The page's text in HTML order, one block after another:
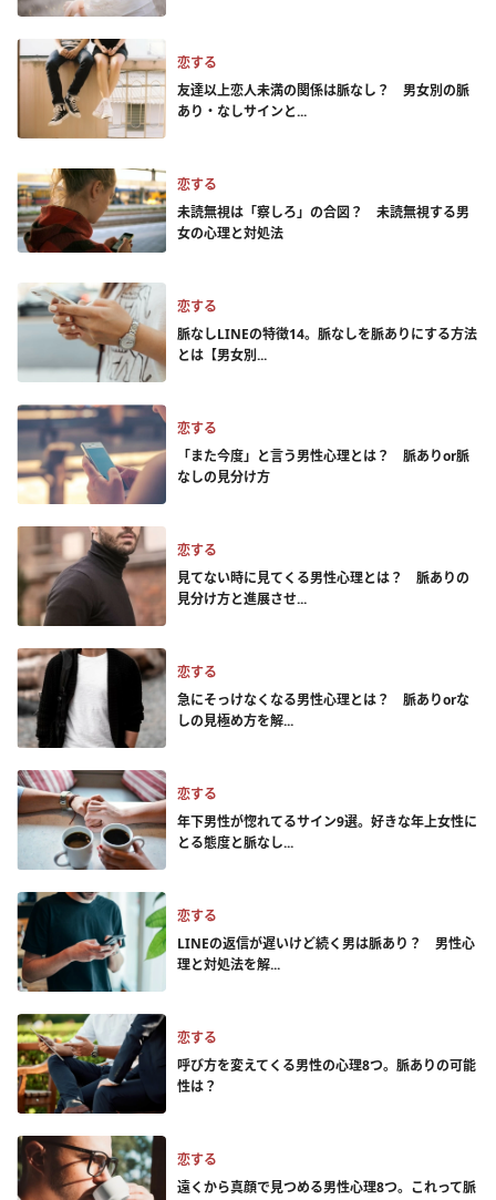
恋する
友達以上恋人未満の関係は脈なし？ 男女別の脈
あり・なしサインと...
恋する
未読無視は「察しろ」の合図？ 未読無視する男
女の心理と対処法
恋する
脈なしLINEの特徴14。脈なしを脈ありにする方法
とは【男女別...
恋する
「また今度」と言う男性心理とは？ 脈ありor脈
なしの見分け方
恋する
見てない時に見てくる男性心理とは？ 脈ありの
見分け方と進展させ...
恋する
急にそっけなくなる男性心理とは？ 脈ありorな
しの見極め方を解...
恋する
年下男性が惚れてるサイン9選。好きな年上女性に
とる態度と脈なし...
恋する
LINEの返信が遅いけど続く男は脈あり？ 男性心
理と対処法を解...
恋する
呼び方を変えてくる男性の心理8つ。脈ありの可能
性は？
恋する
遠くから真顔で見つめる男性心理8つ。これって脈